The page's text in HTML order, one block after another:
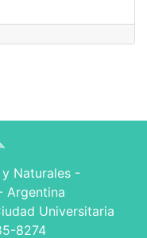
Naturales -
Argentina
Universitaria
8274